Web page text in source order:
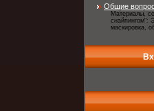
Общие
Материалы,
снайпингом":
маскировка,